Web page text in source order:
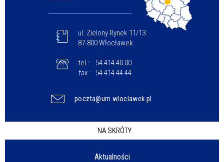
ul. Zielony Rynek 11/13
87-800 Włocławek
tel.:
54 414 40 00
fax.:
54 414 44 44
poczta@um.wloclawek.pl
NA SKRÓTY
Aktualności